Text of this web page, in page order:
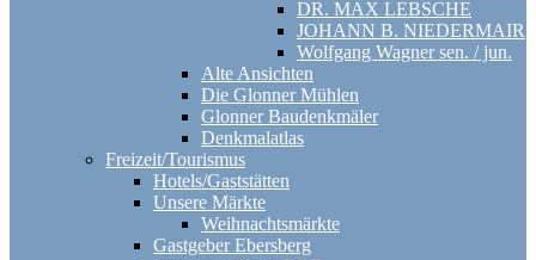
DR. MAX LEBSCHE
JOHANN B. NIEDERMAIR
Wolfgang Wagner sen. / jun.
Alte Ansichten
Die Glonner Mühlen
Glonner Baudenkmäler
Denkmalatlas
Freizeit/Tourismus
Hotels/Gaststätten
Unsere Märkte
Weihnachtsmärkte
Gastgeber Ebersberg